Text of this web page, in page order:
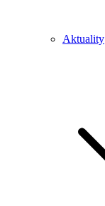
Aktuality